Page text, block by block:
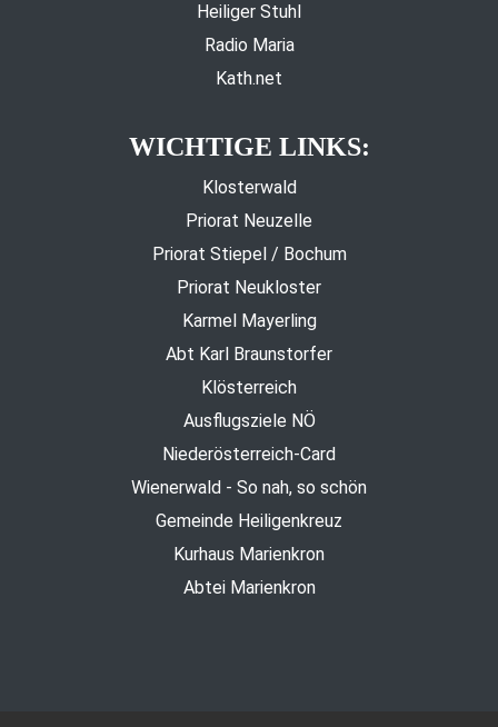
Heiliger Stuhl
Radio Maria
Kath.net
WICHTIGE LINKS:
Klosterwald
Priorat Neuzelle
Priorat Stiepel / Bochum
Priorat Neukloster
Karmel Mayerling
Abt Karl Braunstorfer
Klösterreich
Ausflugsziele NÖ
Niederösterreich-Card
Wienerwald - So nah, so schön
Gemeinde Heiligenkreuz
Kurhaus Marienkron
Abtei Marienkron